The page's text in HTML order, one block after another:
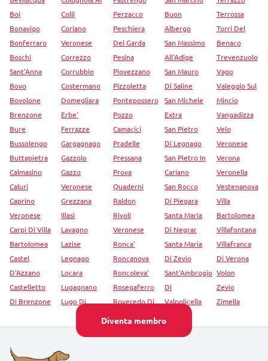
Diventa membro
Boi
Bonavigo
Bonferraro
Boschi
Sant'Anna
Bovo
Bovolone
Brenzone
Bure
Bussolengo
Buttapietra
Calmasino
Caluri
Caprino
Veronese
Carpi Di Villa
Bartolomea
Castel
D'Azzano
Castelletto
Di Brenzone
Colli
Coriano
Veronese
Correzzo
Corrubbio
Costermano
Domegliara
Erbe'
Ferrazze
Gargagnago
Gazzolo
Gazzo
Veronese
Grezzana
Illasi
Lavagno
Lazise
Legnago
Locara
Lugagnano
Lugo Di
Perzacco
Peschiera
Del Garda
Pesina
Piovezzano
Pizzoletta
Pontepossero
Pozzo
Camacici
Pradelle
Pressana
Prova
Quaderni
Raldon
Rivoli
Veronese
Ronca'
Roncanova
Roncoleva'
Rosegaferro
Roveredo Di
Buon
Albergo
San Massimo
All'Adige
San Mauro
Di Saline
San Michele
Extra
San Pietro
Di Legnago
San Pietro In
Cariano
San Rocco
Di Piegara
Santa Maria
Di Negrar
Santa Maria
Di Zevio
Sant'Ambrogio
Di
Valpolicella
Terrossa
Torri Del
Benaco
Trevenzuolo
Vago
Valeggio Sul
Mincio
Vangadizza
Velo
Veronese
Verona
Veronella
Vestenanova
Villa
Bartolomea
Villafontana
Villafranca
Di Verona
Volon
Zevio
Zimella